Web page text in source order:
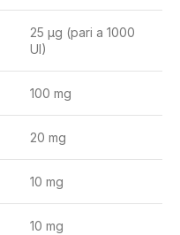
25 µg (pari a 1000
UI)
100 mg
20 mg
10 mg
10 mg